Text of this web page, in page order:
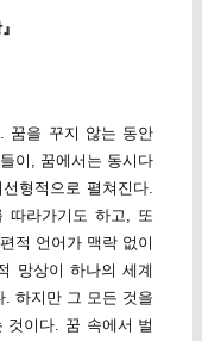
꿈을 꾸지 않는 동안
이, 꿈에서는 동시다
형적으로 펼쳐진다.
따라가기도 하고, 또
적 언어가 맥락 없이
망상이 하나의 세계
하지만 그 모든 것을
것이다. 꿈 속에서 벌